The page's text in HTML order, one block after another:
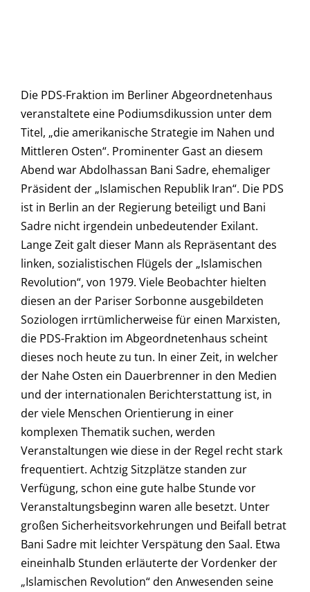
Die PDS-Fraktion im Berliner Abgeordnetenhaus
veranstaltete eine Podiumsdikussion unter dem
Titel, „die amerikanische Strategie im Nahen und
Mittleren Osten“. Prominenter Gast an diesem
Abend war Abdolhassan Bani Sadre, ehemaliger
Präsident der „Islamischen Republik Iran“. Die PDS
ist in Berlin an der Regierung beteiligt und Bani
Sadre nicht irgendein unbedeutender Exilant.
Lange Zeit galt dieser Mann als Repräsentant des
linken, sozialistischen Flügels der „Islamischen
Revolution“, von 1979. Viele Beobachter hielten
diesen an der Pariser Sorbonne ausgebildeten
Soziologen irrtümlicherweise für einen Marxisten,
die PDS-Fraktion im Abgeordnetenhaus scheint
dieses noch heute zu tun. In einer Zeit, in welcher
der Nahe Osten ein Dauerbrenner in den Medien
und der internationalen Berichterstattung ist, in
der viele Menschen Orientierung in einer
komplexen Thematik suchen, werden
Veranstaltungen wie diese in der Regel recht stark
frequentiert. Achtzig Sitzplätze standen zur
Verfügung, schon eine gute halbe Stunde vor
Veranstaltungsbeginn waren alle besetzt. Unter
großen Sicherheitsvorkehrungen und Beifall betrat
Bani Sadre mit leichter Verspätung den Saal. Etwa
eineinhalb Stunden erläuterte der Vordenker der
„Islamischen Revolution“ den Anwesenden seine